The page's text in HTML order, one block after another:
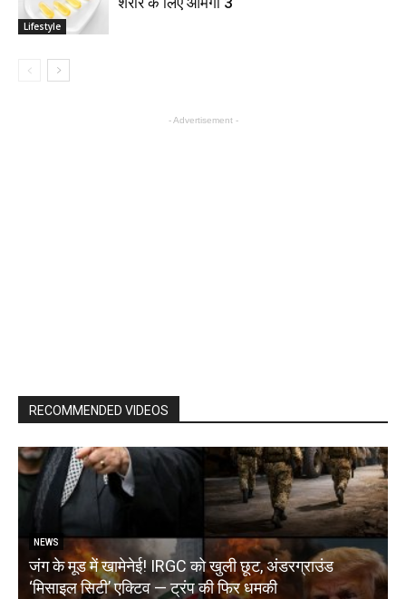
Lifestyle
- Advertisement -
RECOMMENDED VIDEOS
NEWS
जंग के मूड में खामेनेई! IRGC को खुली छूट, अंडरग्राउंड
‘मिसाइल सिटी’ एक्टिव — ट्रंप की फिर धमकी